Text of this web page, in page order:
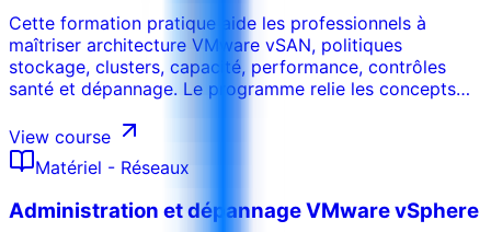
Cette formation pratique aide les professionnels à
maîtriser architecture VMware vSAN, politiques
stockage, clusters, capacité, performance, contrôles
santé et dépannage. Le programme relie les concepts
décisions opérationnelles afin que les participants
puissent appliquer les acquis dans leur environnement
de travail. La formation peut être adaptée au secteur,
aux systèmes internes, au niveau des participants et aux
objectifs de performance de l’organisation.
View course
Matériel - Réseaux
Administration et dépannage VMware vSphere